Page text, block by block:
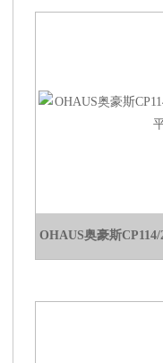
OHAUS奥豪斯